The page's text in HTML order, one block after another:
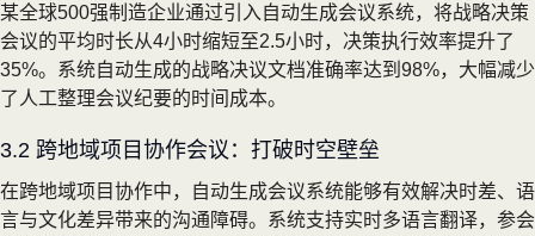
某全球500强制造企业通过引入自动生成会议系统，将战略决策
会议的平均时长从4小时缩短至2.5小时，决策执行效率提升了
35%。系统自动生成的战略决议文档准确率达到98%，大幅减少
了人工整理会议纪要的时间成本。
3.2 跨地域项目协作会议：打破时空壁垒
在跨地域项目协作中，自动生成会议系统能够有效解决时差、语
言与文化差异带来的沟通障碍。系统支持实时多语言翻译，参会